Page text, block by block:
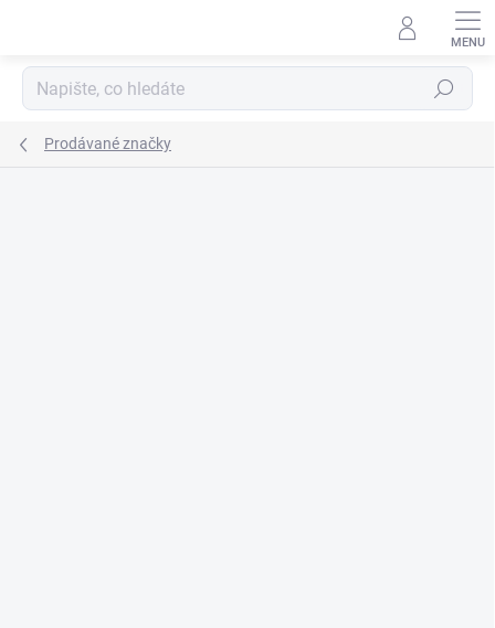
Hledat
Prodávané značky